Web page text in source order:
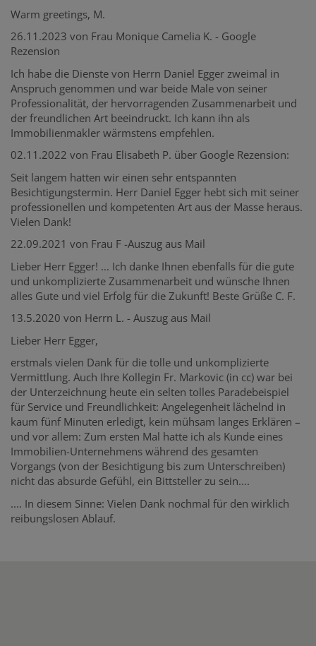
Warm greetings, M.
26.11.2023 von Frau Monique Camelia K. - Google
Rezension
Ich habe die Dienste von Herrn Daniel Egger zweimal in
Anspruch genommen und war beide Male von seiner
Professionalität, der hervorragenden Zusammenarbeit und
der freundlichen Art beeindruckt. Ich kann ihn als
Immobilienmakler wärmstens empfehlen.
02.11.2022 von Frau Elisabeth P. über Google Rezension:
Seit langem hatten wir einen sehr entspannten
Besichtigungstermin. Herr Daniel Egger hebt sich mit seiner
professionellen und kompetenten Art aus der Masse heraus.
Vielen Dank!
22.09.2021 von Frau F -Auszug aus Mail
Lieber Herr Egger! ... Ich danke Ihnen ebenfalls für die gute
und unkomplizierte Zusammenarbeit und wünsche Ihnen
alles Gute und viel Erfolg für die Zukunft! Beste Grüße C. F.
13.5.2020 von Herrn L. - Auszug aus Mail
Lieber Herr Egger,
erstmals vielen Dank für die tolle und unkomplizierte
Vermittlung. Auch Ihre Kollegin Fr. Markovic (in cc) war bei
der Unterzeichnung heute ein selten tolles Paradebeispiel
für Service und Freundlichkeit: Angelegenheit lächelnd in
kaum fünf Minuten erledigt, kein mühsam langes Erklären –
und vor allem: Zum ersten Mal hatte ich als Kunde eines
Immobilien-Unternehmens während des gesamten
Vorgangs (von der Besichtigung bis zum Unterschreiben)
nicht das absurde Gefühl, ein Bittsteller zu sein....
.... In diesem Sinne: Vielen Dank nochmal für den wirklich
reibungslosen Ablauf.